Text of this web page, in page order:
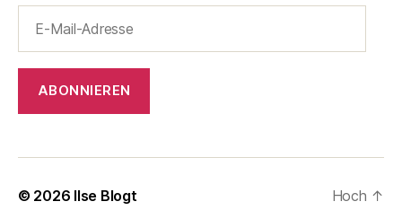
Mail-
Adresse
ABONNIEREN
© 2026 Ilse Blogt Hoch ↑